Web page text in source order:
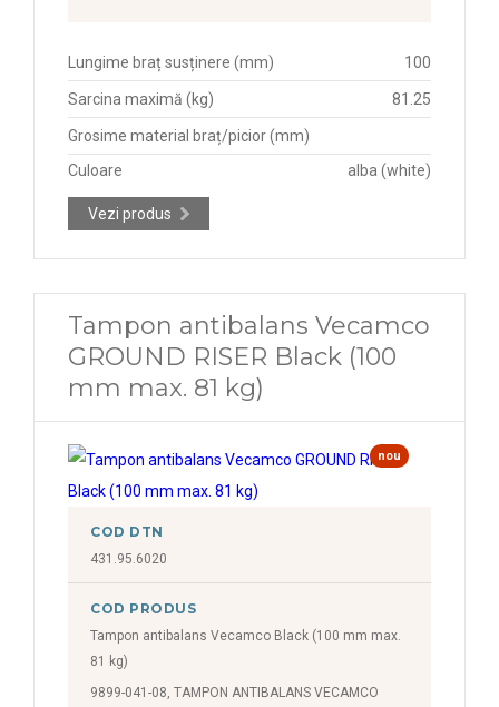
Lungime braț susținere (mm) 100
Sarcina maximă (kg) 81.25
Grosime material braț/picior (mm)
Culoare
alba (white)
Vezi produs
Tampon antibalans Vecamco
GROUND RISER Black (100
mm max. 81 kg)
nou
COD DTN
431.95.6020
COD PRODUS
Tampon antibalans Vecamco Black (100 mm max.
81 kg)
9899-041-08, TAMPON ANTIBALANS VECAMCO